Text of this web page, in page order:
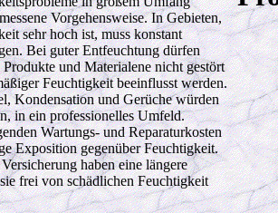
Vorgehensweise. In Gebieten,
sehr hoch ist, muss konstant
Bei guter Entfeuchtung dürfen
und Materialene nicht gestört
Feuchtigkeit beeinflusst werden.
Kondensation und Gerüche würden
in ein professionelles Umfeld.
Wartungs- und Reparaturkosten
Exposition gegenüber Feuchtigkeit.
haben eine längere
frei von schädlichen Feuchtigkeit